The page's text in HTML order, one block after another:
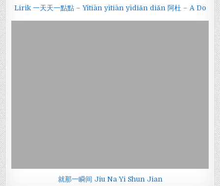
Lirik 一天天一點點 – Yītiān yītiān yīdiǎn diǎn 阿杜 – A Do
就那一瞬间 Jiu Na Yi Shun Jian